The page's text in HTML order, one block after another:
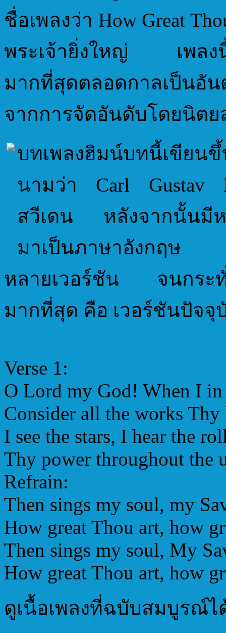
ชื่อเพลงว่า How Great
พระเจ้ายิ่งใหญ่ เพลงนี้
มากที่สุดตลอดกาลเป็นอัน
จากการจัดอันดับโดยนิตยส
บทเพลงฮิมน์บทนี้เขียน
นามว่า Carl Gustav
สวีเดน หลังจากนั้นมีห
มาเป็นภาษาอังกฤษ
หลายเวอร์ชัน จนกระทั่
มากที่สุด คือ เวอร์ชันปัจจุ
Verse 1:
O Lord my God! When I in
Consider all the works Thy
I see the stars, I hear the
Thy power throughout the
Refrain:
Then sings my soul, my
How great Thou art, how
Then sings my soul, My
How great Thou art, how
ดูเนื้อเพลงที่ฉบับสมบูรณ์